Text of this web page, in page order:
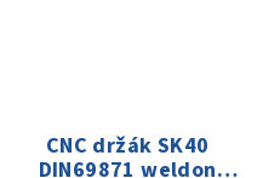
CNC držák SK40
DIN69871 weldon